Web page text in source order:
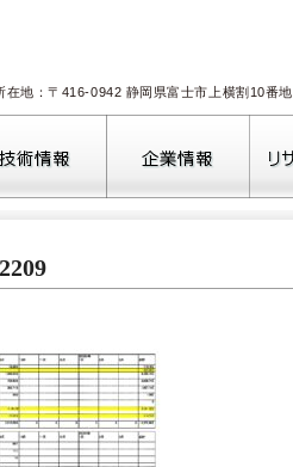
在地：〒416-0942 静岡県富士市上横割10番地
土
15
16
22
23
29
30